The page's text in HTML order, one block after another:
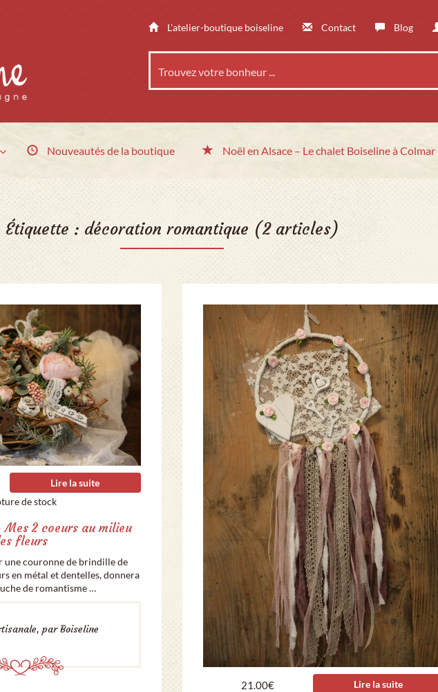
L’atelier-boutique boiseline Contact Blog
Nouveautésde la boutique Noël en Alsace – Le chalet Boiseline à Colmar
Étiquette : décoration romantique (2 articles)
Lire la suite
de stock
2 coeurs au milieu
fleurs
une couronne de brindille de
en métal et dentelles, donnera
de romantisme …
par Boiseline
21.00€
Lire la suite